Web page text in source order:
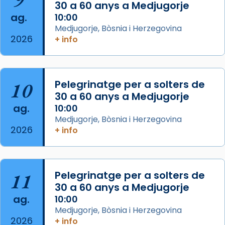
Photo
View on Facebook ·
de Barcelona.
Aquest dilluns, 27 de juliol, ha tingut lloc la
missa d’acció de gràcies en agraïment al
comitè organitzador de la visita apostòlica
del Sant Pare Lleó XIV a Barcelona, i als
col·laboradors, a la Catedral de Barcelona.
L’arquebisbe de Barcelona, el cardenal Joan
Josep Omella, ha presidit la missa i l’ha
concelebrat el bisbe auxiliar de Barcelona,
Mons. David Abadías.
📸 Dr. G. Simón
Photo
ag.
2026
30 a 60 anys a Medjugorje
10:00
Medjugorje, Bòsnia i Herzegovina
+ info
10
ag.
2026
Pelegrinatge per a solters de
30 a 60 anys a Medjugorje
10:00
Medjugorje, Bòsnia i Herzegovina
+ info
11
ag.
2026
Pelegrinatge per a solters de
30 a 60 anys a Medjugorje
10:00
Medjugorje, Bòsnia i Herzegovina
+ info